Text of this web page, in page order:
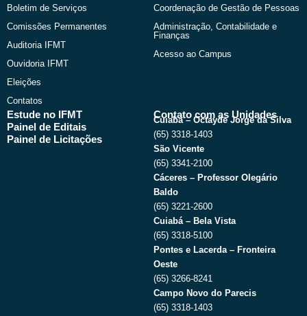
Boletim de Serviços
Comissões Permanentes
Auditoria IFMT
Ouvidoria IFMT
Eleições
Contatos
Coordenação de Gestão de Pessoas
Administração, Contabilidade e
Finanças
Acesso ao Campus
Estude no IFMT
Painel de Editais
Painel de Licitações
Contato com as Unidades
Cuiabá – Octayde Jorge da Silva
(65) 3318-1403
São Vicente
(65) 3341-2100
Cáceres – Professor Olegário
Baldo
(65) 3221-2600
Cuiabá – Bela Vista
(65) 3318-5100
Pontes e Lacerda – Fronteira
Oeste
(65) 3266-8241
Campo Novo do Parecis
(65) 3318-1403